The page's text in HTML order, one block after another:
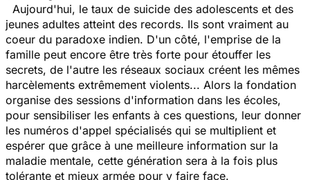
Aujourd'hui, le taux de suicide des adolescents et des
jeunes adultes atteint des records. Ils sont vraiment au
coeur du paradoxe indien. D'un côté, l'emprise de la
famille peut encore être très forte pour étouffer les
secrets, de l'autre les réseaux sociaux créent les mêmes
harcèlements extrêmement violents... Alors la fondation
organise des sessions d'information dans les écoles,
pour sensibiliser les enfants à ces questions, leur donner
les numéros d'appel spécialisés qui se multiplient et
espérer que grâce à une meilleure information sur la
maladie mentale, cette génération sera à la fois plus
tolérante et mieux armée pour y faire face.